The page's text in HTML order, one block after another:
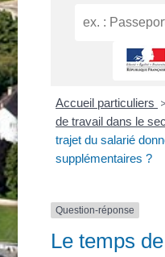
Accueil particuliers >
de travail dans le
trajet du salarié
supplémentaires ?
Question-réponse
Le temps